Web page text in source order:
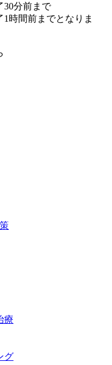
分前まで
間前までとなりま
療
グ